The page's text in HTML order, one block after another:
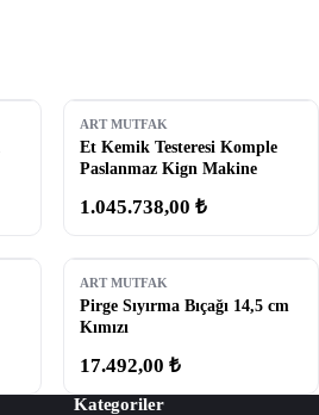
ART MUTFAK
Et Kemik Testeresi Komple
Paslanmaz Kign Makine
1.045.738,00 ₺
ART MUTFAK
Pirge Sıyırma Bıçağı 14,5 cm
Kımızı
17.492,00 ₺
Kategoriler